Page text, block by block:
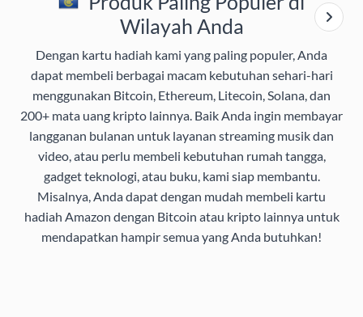
Wilayah Anda
Dengan kartu hadiah kami yang paling populer, Anda
dapat membeli berbagai macam kebutuhan sehari-hari
menggunakan Bitcoin, Ethereum, Litecoin, Solana, dan
200+ mata uang kripto lainnya. Baik Anda ingin membayar
langganan bulanan untuk layanan streaming musik dan
video, atau perlu membeli kebutuhan rumah tangga,
gadget teknologi, atau buku, kami siap membantu.
Misalnya, Anda dapat dengan mudah membeli kartu
hadiah Amazon dengan Bitcoin atau kripto lainnya untuk
mendapatkan hampir semua yang Anda butuhkan!